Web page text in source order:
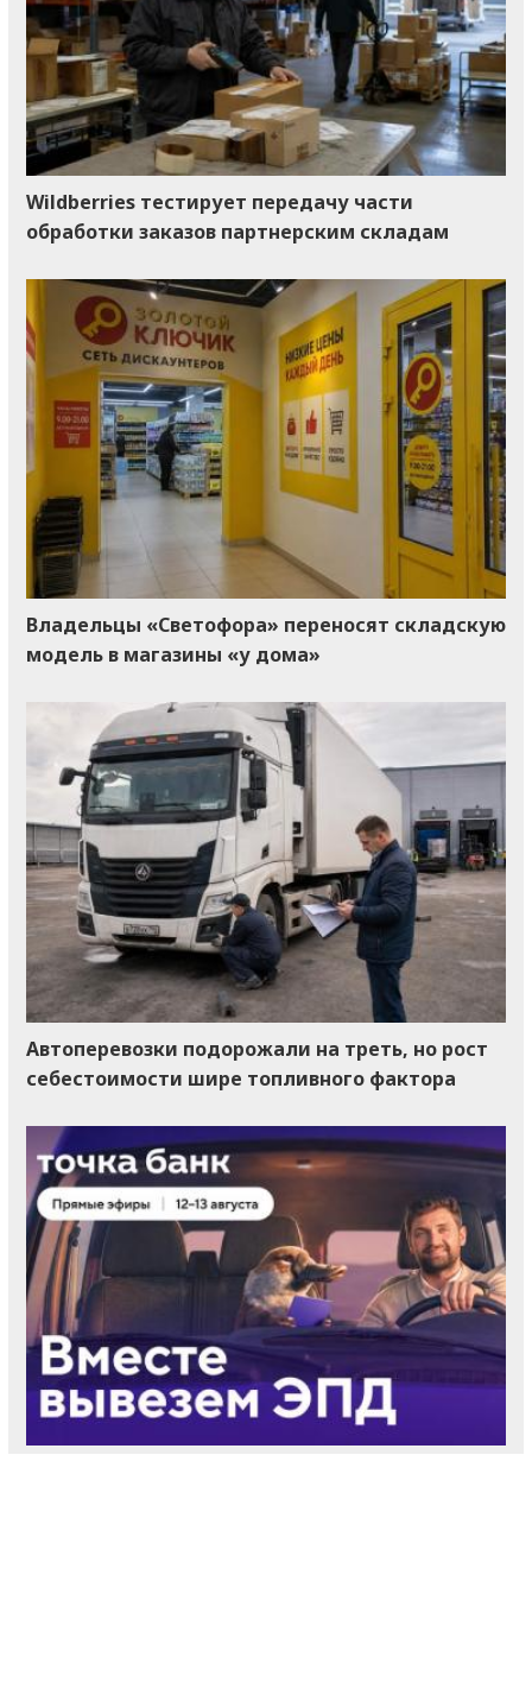
Wildberries тестирует передачу части
обработки заказов партнерским складам
Владельцы «Светофора» переносят складскую
модель в магазины «у дома»
Автоперевозки подорожали на треть, но рост
себестоимости шире топливного фактора